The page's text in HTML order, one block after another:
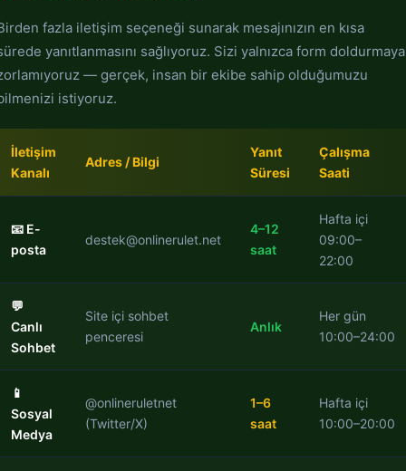
fazla iletişim seçeneği sunarak mesajınızın en kısa
yanıtlanmasını sağlıyoruz. Sizi yalnızca form doldurmaya
— gerçek, insan bir ekibe sahip olduğumuzu
istiyoruz.
İletişim
Kanalı
Adres / Bilgi
Yanıt
Süresi
Çalışma
Saati
📧 E-
posta
destek@onlinerulet.net
4–12
saat
Hafta içi
09:00–
22:00
💬
Canlı
Sohbet
Site içi sohbet
penceresi
Anlık
Her gün
10:00–24:00
📱
Sosyal
Medya
@onlineruletnet
(Twitter/X)
1–6
saat
Hafta içi
10:00–20:00